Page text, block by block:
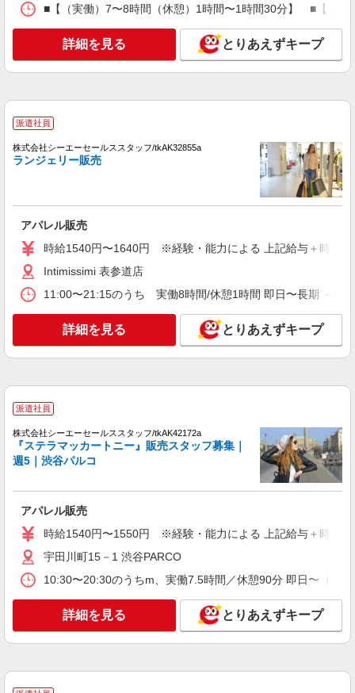
株式会社リーガル販売 東日本本部 西武百貨店渋谷店 紳士靴売場
リーガル等の店舗販売STAFF
時給1,300円〜＋交通費全額支給 ※試用期間中
×7.25時間×22日= 20万7350円
キープ 詳細を見る
［アルバイト］時給1,400円〜 ※試用期間は1
ヵ月間：同時給 ※経験・能力により優遇します。
ラザ原宿 ハラカド
キープ 詳細を見る
VIVAIA 東急プラザ原宿「ハラカド」店
ィブ（個人売上の1％） ※3〜6ヶ月の試用期間が
あります。その間の給与や待遇に変動はありませ
ん。 ※試用期間中は「契約社員」採用です。試用
期間終了後に正社員登用となります。
東京都渋谷区神宮前六丁目31番21号 東急プ
キープ
派遣社員
株式会社シーエーセールススタッフ/tkYU41193a
アパレル販売
時給1650円〜1700円 ※経験・能力による 時
給1650円×7.5h×22日＝272,250円
〒150-8377 東京都渋谷区宇田川町15－1 渋
谷PARCO 2F
■【（実働）7〜8時間（休憩）1時間〜1時間30分】 ■【シフ
詳細を見る とりあえずキープ
派遣社員
株式会社シーエーセールススタッフ/tkAK32855a
ランジェリー販売
アパレル販売
時給1540円〜1640円 ※経験・能力による 上記給与＋時間
Intimissimi 表参道店
11:00〜21:15のうち 実働8時間/休憩1時間 即日〜長期 ＜勤
詳細を見る とりあえずキープ
派遣社員
株式会社シーエーセールススタッフ/tkAK42172a
『ステラマッカートニー』販売スタッフ募集｜
週5｜渋谷パルコ
アパレル販売
時給1540円〜1550円 ※経験・能力による 上記給与＋時間
宇田川町15－1 渋谷PARCO
10:30〜20:30のうちm、実働7.5時間／休憩90分 即日〜（更
詳細を見る とりあえずキープ